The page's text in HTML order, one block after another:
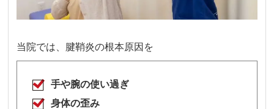
当院では、腱鞘炎の根本原因を
手や腕の使い過ぎ
身体の歪み